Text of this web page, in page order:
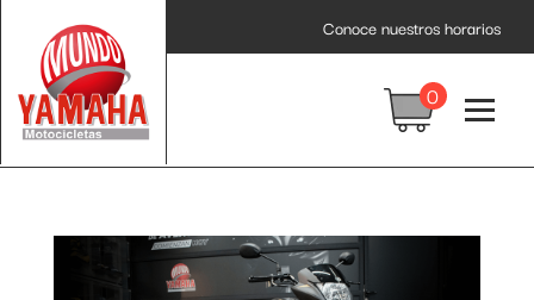
Conoce nuestros horarios
0